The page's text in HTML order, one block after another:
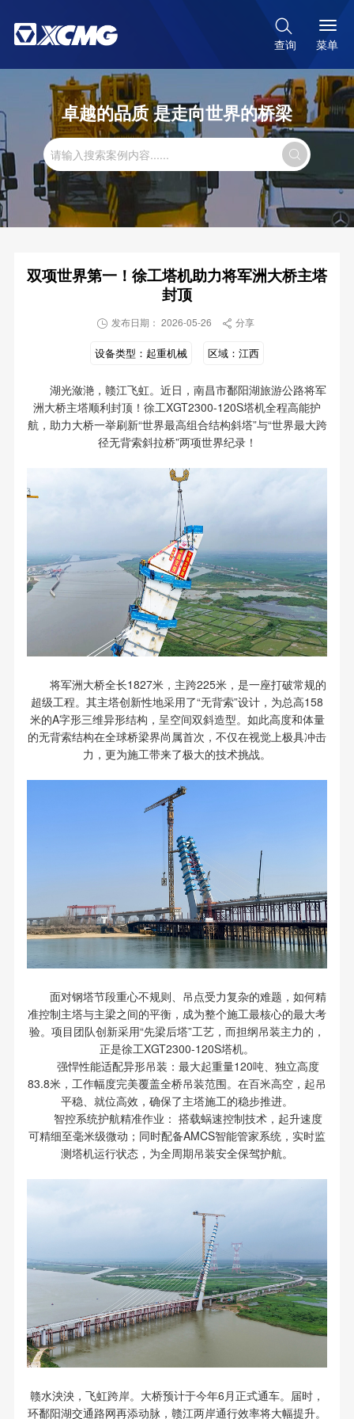

查询 菜单
卓越的品质 是走向世界的桥梁

双项世界第一！徐工塔机助力将军洲大桥主塔
封顶
 发布日期： 2026-05-26  分享
设备类型： 起重机械 区域： 江西
湖光潋滟，赣江飞虹。近日，南昌市鄱阳湖旅游公路将军
洲大桥主塔顺利封顶！徐工XGT2300-120S塔机全程高能护
航，助力大桥一举刷新“世界最高组合结构斜塔”与“世界最大跨
径无背索斜拉桥”两项世界纪录！
将军洲大桥全长1827米，主跨225米，是一座打破常规的
超级工程。其主塔创新性地采用了“无背索”设计，为总高158
米的A字形三维异形结构，呈空间双斜造型。如此高度和体量
的无背索结构在全球桥梁界尚属首次，不仅在视觉上极具冲击
力，更为施工带来了极大的技术挑战。
面对钢塔节段重心不规则、吊点受力复杂的难题，如何精
准控制主塔与主梁之间的平衡，成为整个施工最核心的最大考
验。项目团队创新采用“先梁后塔”工艺，而担纲吊装主力的，
正是徐工XGT2300-120S塔机。
强悍性能适配异形吊装：最大起重量120吨、独立高度
83.8米，工作幅度完美覆盖全桥吊装范围。在百米高空，起吊
平稳、就位高效，确保了主塔施工的稳步推进。
智控系统护航精准作业： 搭载蜗速控制技术，起升速度
可精细至毫米级微动；同时配备AMCS智能管家系统，实时监
测塔机运行状态，为全周期吊装安全保驾护航。
赣水泱泱，飞虹跨岸。大桥预计于今年6月正式通车。届时，
环鄱阳湖交通路网再添动脉，赣江两岸通行效率将大幅提升。